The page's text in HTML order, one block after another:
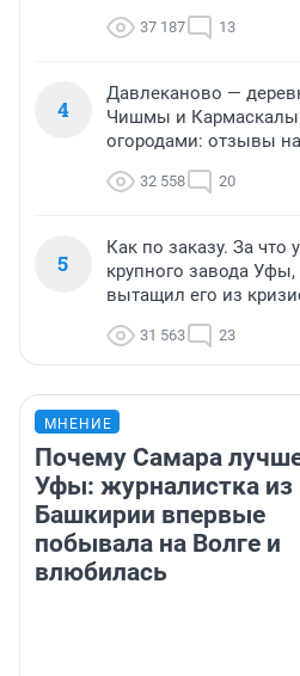
37 187 13
4
Давлеканово —
Чишмы и
огородами: отзывы
32 558 20
5
Как по заказу. За что
крупного завода
вытащил его из
31 563 23
МНЕНИЕ
Почему Самара
Уфы: журналистка из
Башкирии впервые
побывала на Волге и
влюбилась